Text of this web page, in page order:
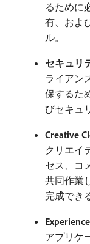
るために
有、およ
ル。
セキュリ
ライアン
保するた
びセキュ
Creative
クリエイ
セス、コ
共同作業
完成でき
アプリケ